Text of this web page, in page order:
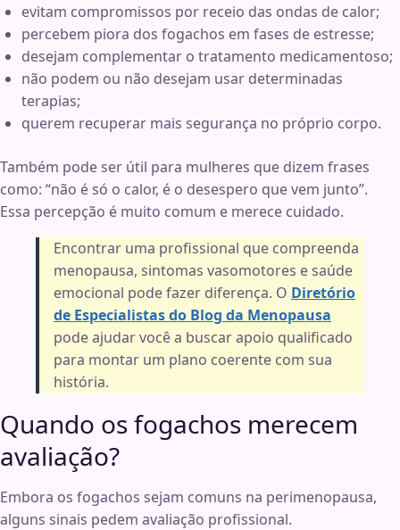
evitam compromissos por receio das ondas de calor;
percebem piora dos fogachos em fases de estresse;
desejam complementar o tratamento medicamentoso;
não podem ou não desejam usar determinadas
terapias;
querem recuperar mais segurança no próprio corpo.
Também pode ser útil para mulheres que dizem frases
como: “não é só o calor, é o desespero que vem junto”.
Essa percepção é muito comum e merece cuidado.
Encontrar uma profissional que compreenda
menopausa, sintomas vasomotores e saúde
emocional pode fazer diferença. O Diretório
de Especialistas do Blog da Menopausa
pode ajudar você a buscar apoio qualificado
para montar um plano coerente com sua
história.
Quando os fogachos merecem
avaliação?
Embora os fogachos sejam comuns na perimenopausa,
alguns sinais pedem avaliação profissional.